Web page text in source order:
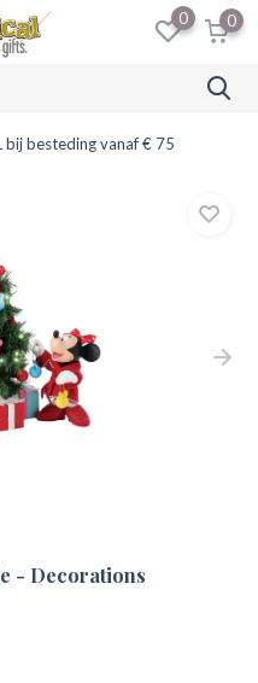
0 0
bij besteding vanaf € 75
- Decorations